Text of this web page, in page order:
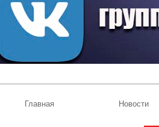
Главная Новости